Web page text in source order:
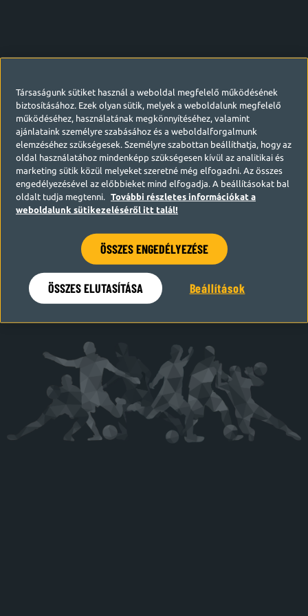
Hamarosan visszatérünk
Társaságunk sütiket használ a weboldal megfelelő működésének
biztosításához. Ezek olyan sütik, melyek a weboldalunk megfelelő
működéséhez, használatának megkönnyítéséhez, valamint
ajánlataink személyre szabásához és a weboldalforgalmunk
elemzéséhez szükségesek. Személyre szabottan beállíthatja, hogy az
oldal használatához mindenképp szükségesen kívül az analitikai és
marketing sütik közül melyeket szeretné még elfogadni. Az összes
engedélyezésével az előbbieket mind elfogadja. A beállításokat bal
oldalt tudja megtenni.
További részletes információkat a
weboldalunk sütikezeléséről itt talál!
ÖSSZES ENGEDÉLYEZÉSE
ÖSSZES ELUTASÍTÁSA Beállítások